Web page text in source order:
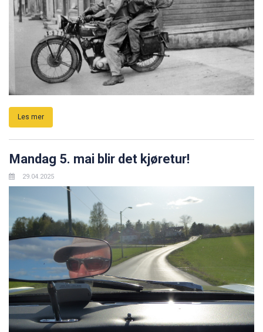
Les mer
Mandag 5. mai blir det kjøretur!
29.04.2025